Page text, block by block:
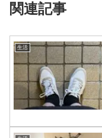
関連記事
生活